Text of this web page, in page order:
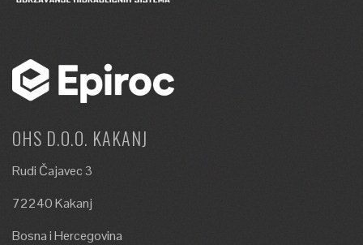
OHS D.O.O. KAKANJ
Rudi Čajavec 3
72240 Kakanj
Bosna i Hercegovina